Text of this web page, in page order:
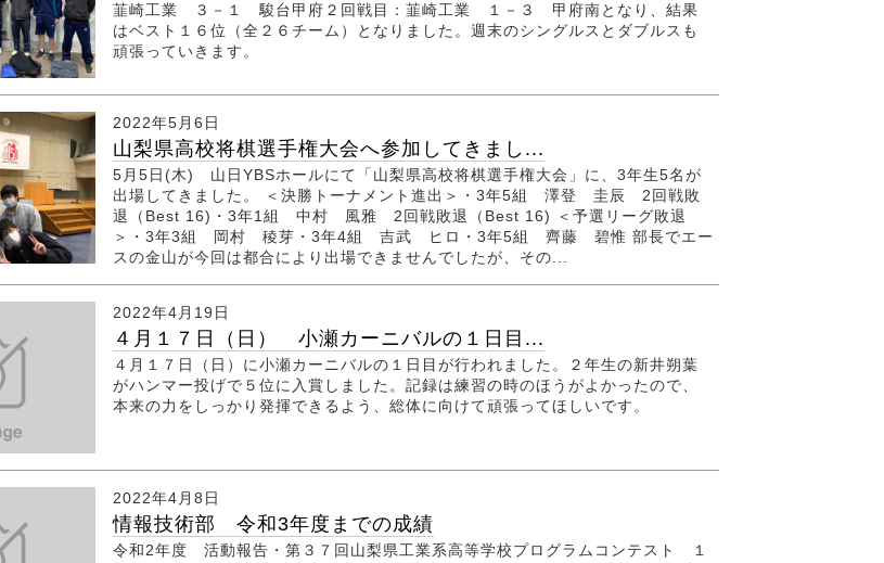
韮崎工業 ３－１ 駿台甲府２回戦目：韮崎工業 １－３ 甲府南となり、結果
はベスト１６位（全２６チーム）となりました。週末のシングルスとダブルスも
頑張っていきます。
2022年5月6日
山梨県高校将棋選手権大会へ参加してきまし...
5月5日(木) 山日YBSホールにて「山梨県高校将棋選手権大会」に、3年生5名が
出場してきました。 ＜決勝トーナメント進出＞・3年5組 澤登 圭辰 2回戦敗
退（Best 16)・3年1組 中村 風雅 2回戦敗退（Best 16) ＜予選リーグ敗退
＞・3年3組 岡村 稜芽・3年4組 吉武 ヒロ・3年5組 齊藤 碧惟 部長でエー
スの金山が今回は都合により出場できませんでしたが、その...
2022年4月19日
４月１７日（日） 小瀬カーニバルの１日目...
４月１７日（日）に小瀬カーニバルの１日目が行われました。２年生の新井朔葉
がハンマー投げで５位に入賞しました。記録は練習の時のほうがよかったので、
本来の力をしっかり発揮できるよう、総体に向けて頑張ってほしいです。
2022年4月8日
情報技術部 令和3年度までの成績
令和2年度 活動報告・第３７回山梨県工業系高等学校プログラムコンテスト １